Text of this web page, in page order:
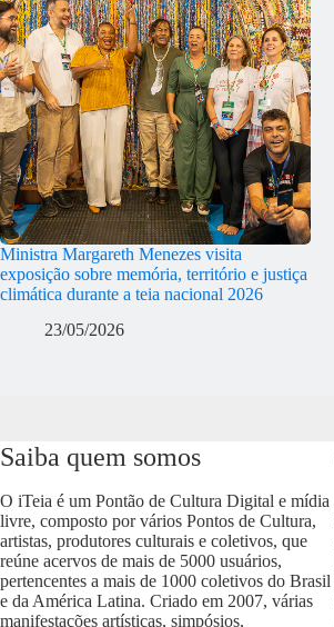
Ministra Margareth Menezes visita
exposição sobre memória, território e justiça
climática durante a teia nacional 2026
23/05/2026
Saiba quem somos
O iTeia é um Pontão de Cultura Digital e mídia
livre, composto por vários Pontos de Cultura,
artistas, produtores culturais e coletivos, que
reúne acervos de mais de 5000 usuários,
pertencentes a mais de 1000 coletivos do Brasil
e da América Latina. Criado em 2007, várias
manifestações artísticas, simpósios,